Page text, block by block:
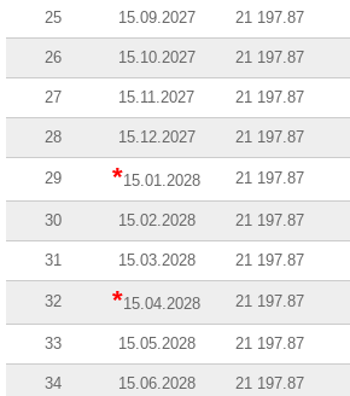
25 15.09.2027 21 197.87
26 15.10.2027 21 197.87
27 15.11.2027 21 197.87
28 15.12.2027 21 197.87
29 *15.01.2028 21 197.87
30 15.02.2028 21 197.87
31 15.03.2028 21 197.87
32 *15.04.2028 21 197.87
33 15.05.2028 21 197.87
34 15.06.2028 21 197.87